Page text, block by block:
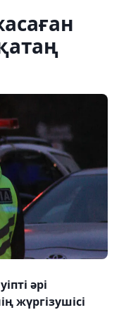
әрі
жүргізушісі